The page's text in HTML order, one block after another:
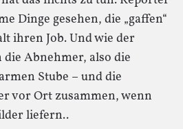
Dinge gesehen, die „gaffen“
ihren Job. Und wie der
Abnehmer, also die
Stube – und die
vor Ort zusammen, wenn
liefern..